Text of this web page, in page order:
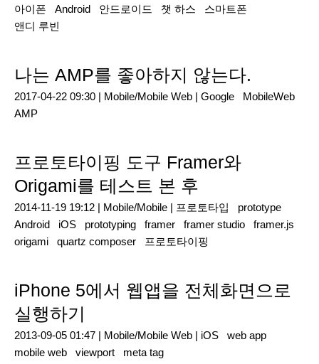
아이폰
Android 안드로이드 챗 하스
스마트폰
앤디 루빈
나는 AMP를 좋아하지 않는다.
2017-04-22 09:30 | Mobile/Mobile Web | Google
MobileWeb
AMP
프로토타이핑 도구 Framer와
Origami를 테스트 본 후
2014-11-19 19:12 | Mobile/Mobile | 프로토타입
prototype
Android
iOS prototyping framer framer studio
framer.js
origami
quartz composer 프로토타이핑
iPhone 5에서 웹앱을 전체화면으로
실행하기
2013-09-05 01:47 | Mobile/Mobile Web | iOS
web app
mobile web
viewport meta tag